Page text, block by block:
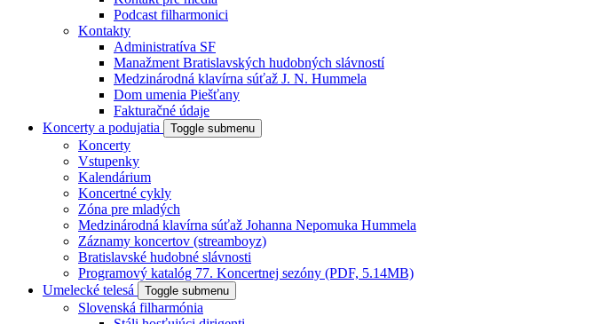
Podcast filharmonici
Kontakty
Administratíva SF
Manažment Bratislavských hudobných slávností
Medzinárodná klavírna súťaž J. N. Hummela
Dom umenia Piešťany
Fakturačné údaje
Koncerty a podujatia
Toggle submenu
Koncerty
Vstupenky
Kalendárium
Koncertné cykly
Zóna pre mladých
Medzinárodná klavírna súťaž Johanna Nepomuka Hummela
Záznamy koncertov (streamboyz)
Bratislavské hudobné slávnosti
Programový katalóg 77. Koncertnej sezóny (PDF, 5.14MB)
Umelecké telesá
Toggle submenu
Slovenská filharmónia